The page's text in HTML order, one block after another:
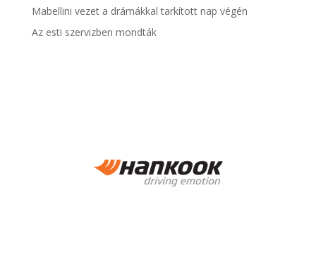
Mabellini vezet a drámákkal tarkított nap végén
Az esti szervizben mondták